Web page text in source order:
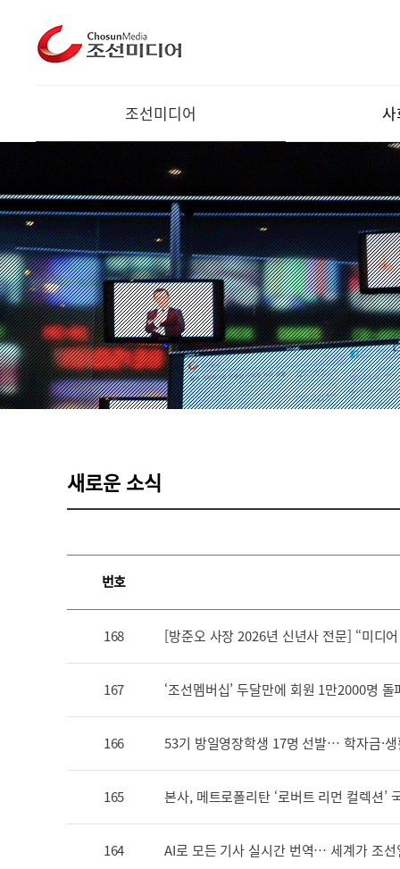
조선미디어
새로운 소식
번호
168 [방준오 사장 2026년 신년사 전문] “미디
167 ‘조선멤버십’ 두달만에 회원 1만2000명 돌
166 53기 방일영장학생 17명 선발… 학자금·
165 본사, 메트로폴리탄 ‘로버트 리먼 컬렉션’
164 AI로 모든 기사 실시간 번역… 세계가 조선